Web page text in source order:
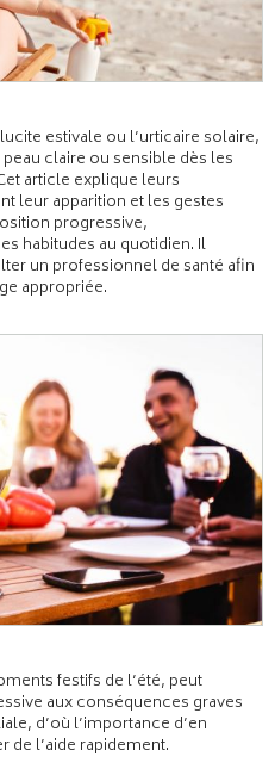
estivale ou l’urticaire solaire,
claire ou sensible dès les
article explique leurs
leur apparition et les gestes
progressive,
habitudes au quotidien. Il
un professionnel de santé afin
appropriée.
festifs de l’été, peut
aux conséquences graves
d’où l’importance d’en
de l’aide rapidement.